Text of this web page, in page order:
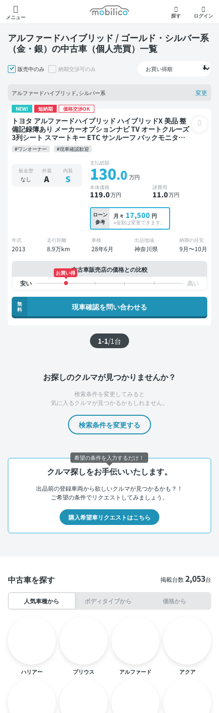
メニュー
モビリコ
探す ログイン
アルファードハイブリッド / ゴールド・シルバー系
（金・銀）の中古車（個人売買）一覧
販売中のみ 納期交渉可のみ
アルファードハイブリッド, シルバー系 変更
NEW! 短納期 価格交渉OK
トヨタ アルファードハイブリッド ハイブリッドX 美品 整
備記録簿あり メーカーオプションナビ TV オートクルーズ
3列シート スマートキー ETC サンルーフ バックモニター
全方位カメラ ドライブレコーダー 両側電動スライドドア 7
人乗り
#ワンオーナー #現車確認歓迎
板金歴
なし
外装
A
内装
S
支払総額
130.0 万円
本体価格
119.0万円
諸費用
11.0万円
ローン
参考
月々 17,500 円
※金額は変更できます。
年式
2013
走行距離
8.9万km
車検
28年6月
出品地域
神奈川県
納期の目安
9月〜10月
中古車販売店の価格との比較
お買い得
無
料
現車確認を問い合わせる
1-1/1台
お探しのクルマが見つかりませんか？
検索条件を変更してみると
気に入るクルマが見つかるかもしれません。
検索条件を変更する
クルマ探しをお手伝いいたします。
出品前の登録車両から欲しいクルマが見つかるかも？！
ご希望の条件でリクエストしてみましょう。
購入希望車リクエストはこちら
中古車を探す 掲載台数2,053台
人気車種から ボディタイプから 価格から
ハリアー プリウス アルファード アクア
希望の条件を入力するだけ！